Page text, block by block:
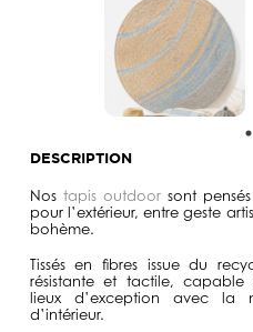
DESCRIPTION
Nostapis outdoor sont
pour l’extérieur, entre geste
bohème.
Tissés en fibres issue du
résistante et tactile, capable
lieux d’exception avec la
d’intérieur.